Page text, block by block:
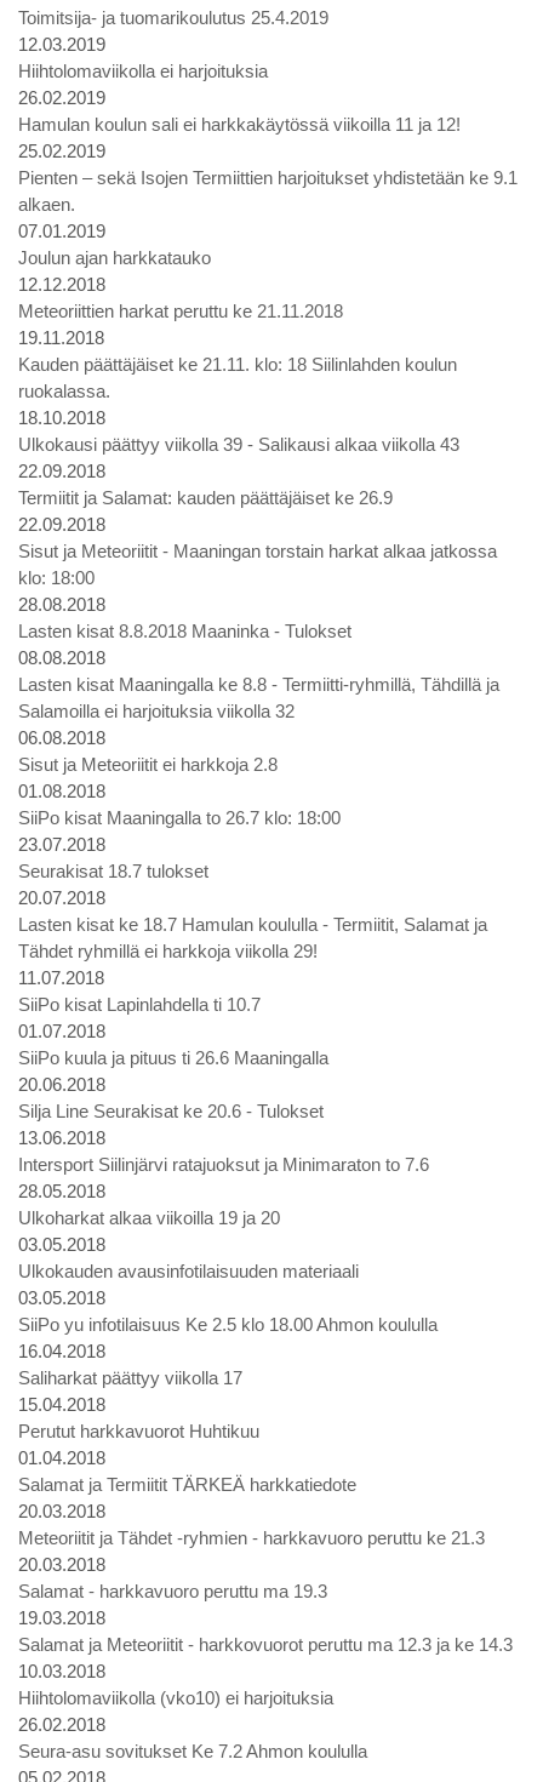
Toimitsija- ja tuomarikoulutus 25.4.2019
12.03.2019
Hiihtolomaviikolla ei harjoituksia
26.02.2019
Hamulan koulun sali ei harkkakäytössä viikoilla 11 ja 12!
25.02.2019
Pienten – sekä Isojen Termiittien harjoitukset yhdistetään ke 9.1
alkaen.
07.01.2019
Joulun ajan harkkatauko
12.12.2018
Meteoriittien harkat peruttu ke 21.11.2018
19.11.2018
Kauden päättäjäiset ke 21.11. klo: 18 Siilinlahden koulun
ruokalassa.
18.10.2018
Ulkokausi päättyy viikolla 39 - Salikausi alkaa viikolla 43
22.09.2018
Termiitit ja Salamat: kauden päättäjäiset ke 26.9
22.09.2018
Sisut ja Meteoriitit - Maaningan torstain harkat alkaa jatkossa
klo: 18:00
28.08.2018
Lasten kisat 8.8.2018 Maaninka - Tulokset
08.08.2018
Lasten kisat Maaningalla ke 8.8 - Termiitti-ryhmillä, Tähdillä ja
Salamoilla ei harjoituksia viikolla 32
06.08.2018
Sisut ja Meteoriitit ei harkkoja 2.8
01.08.2018
SiiPo kisat Maaningalla to 26.7 klo: 18:00
23.07.2018
Seurakisat 18.7 tulokset
20.07.2018
Lasten kisat ke 18.7 Hamulan koululla - Termiitit, Salamat ja
Tähdet ryhmillä ei harkkoja viikolla 29!
11.07.2018
SiiPo kisat Lapinlahdella ti 10.7
01.07.2018
SiiPo kuula ja pituus ti 26.6 Maaningalla
20.06.2018
Silja Line Seurakisat ke 20.6 - Tulokset
13.06.2018
Intersport Siilinjärvi ratajuoksut ja Minimaraton to 7.6
28.05.2018
Ulkoharkat alkaa viikoilla 19 ja 20
03.05.2018
Ulkokauden avausinfotilaisuuden materiaali
03.05.2018
SiiPo yu infotilaisuus Ke 2.5 klo 18.00 Ahmon koululla
16.04.2018
Saliharkat päättyy viikolla 17
15.04.2018
Perutut harkkavuorot Huhtikuu
01.04.2018
Salamat ja Termiitit TÄRKEÄ harkkatiedote
20.03.2018
Meteoriitit ja Tähdet -ryhmien - harkkavuoro peruttu ke 21.3
20.03.2018
Salamat - harkkavuoro peruttu ma 19.3
19.03.2018
Salamat ja Meteoriitit - harkkovuorot peruttu ma 12.3 ja ke 14.3
10.03.2018
Hiihtolomaviikolla (vko10) ei harjoituksia
26.02.2018
Seura-asu sovitukset Ke 7.2 Ahmon koululla
05.02.2018